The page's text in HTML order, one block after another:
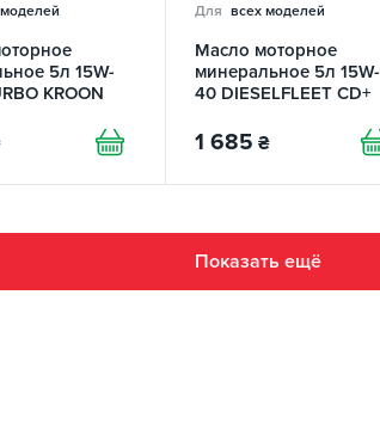
5л 15W-
KROON
Для всех моделей
Масло моторное
минеральное 5л 15W-
40 DIESELFLEET CD+
1 685 ₴
Показать ещё